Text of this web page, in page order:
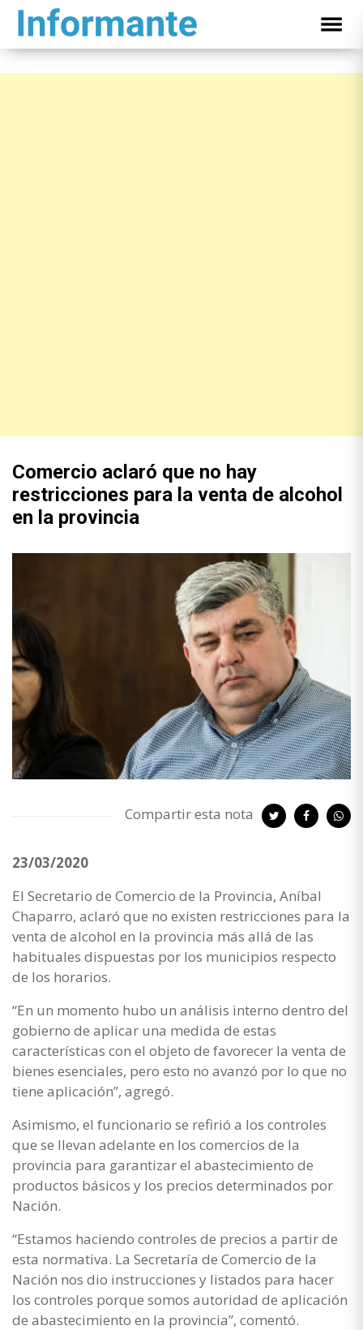
Comercio aclaró que no hay
restricciones para la venta de alcohol
en la provincia
Compartir esta nota
23/03/2020
El Secretario de Comercio de la Provincia, Aníbal
Chaparro, aclaró que no existen restricciones para la
venta de alcohol en la provincia más allá de las
habituales dispuestas por los municipios respecto
de los horarios.
“En un momento hubo un análisis interno dentro del
gobierno de aplicar una medida de estas
características con el objeto de favorecer la venta de
bienes esenciales, pero esto no avanzó por lo que no
tiene aplicación”, agregó.
Asimismo, el funcionario se refirió a los controles
que se llevan adelante en los comercios de la
provincia para garantizar el abastecimiento de
productos básicos y los precios determinados por
Nación.
“Estamos haciendo controles de precios a partir de
esta normativa. La Secretaría de Comercio de la
Nación nos dio instrucciones y listados para hacer
los controles porque somos autoridad de aplicación
de abastecimiento en la provincia”, comentó.